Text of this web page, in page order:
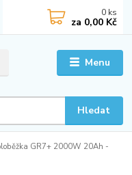
Menu
Hledat
0 ks
za 0,00 Kč
GR7+ 2000W 20Ah -